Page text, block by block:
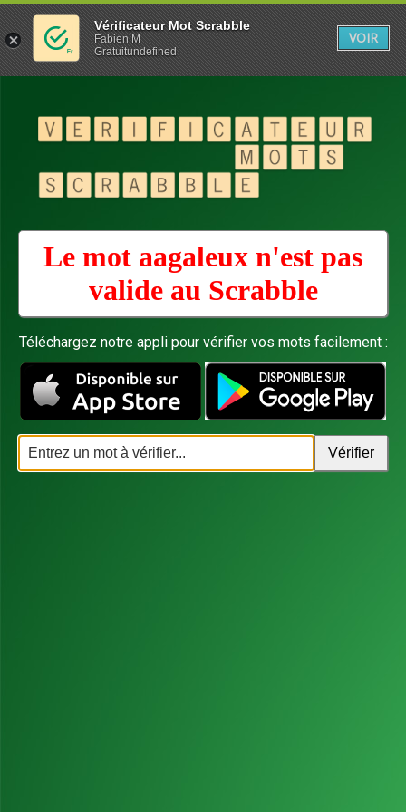
Le mot aagaleux n'est pas
valide au Scrabble
Téléchargez notre appli pour vérifier vos mots facilement :
Vérificateur Mot Scrabble
Fabien M
Gratuitundefined
VOIR